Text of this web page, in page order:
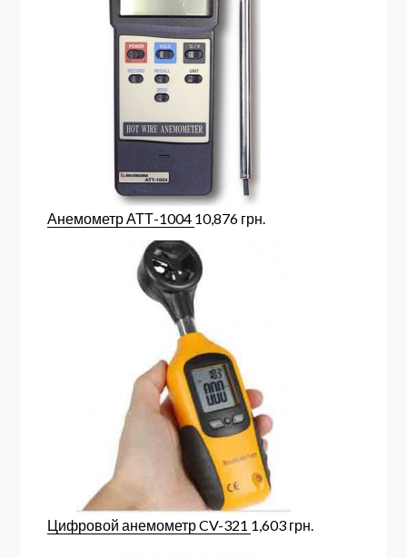
Анемометр АТТ-1004 10,876 грн.
Цифровой анемометр CV-321 1,603 грн.